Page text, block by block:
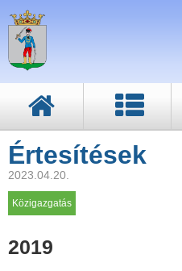
Értesítések
2023.04.20.
Közigazgatás
2019